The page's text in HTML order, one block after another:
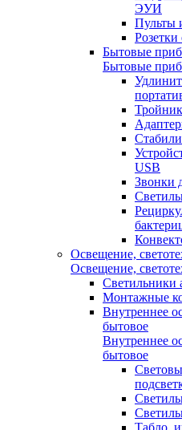
ЭУИ
Пульты
Бытовые
Бытовые
USB
Звонки
Освещение,
Освещение,
Светильники
Монтажные
Внутреннее
бытовое
Внутреннее
бытовое
Табло,